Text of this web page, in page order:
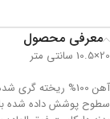
معرفی محصول
20×10.5 سانتی متر
آهن 100% ریخته گری شده
سطوح پوشش داده شده